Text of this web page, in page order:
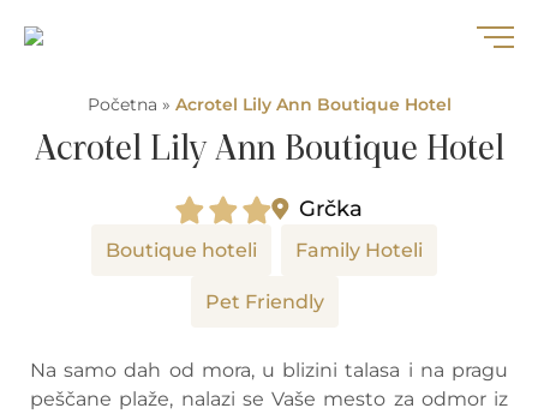
Početna » Acrotel Lily Ann Boutique Hotel
Acrotel Lily Ann Boutique Hotel
Boutique hoteli Family Hoteli
Pet Friendly
Grčka
Na samo dah od mora, u blizini talasa i na pragu
peščane plaže, nalazi se Vaše mesto za odmor iz